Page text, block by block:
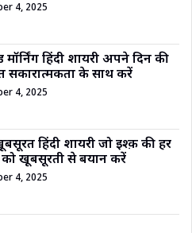
4, 2025
मॉर्निंग हिंदी शायरी अपने दिन की
के साथ करें
4, 2025
हिंदी शायरी जो इश्क़ की हर
को खूबसूरती से बयान करें
4, 2025